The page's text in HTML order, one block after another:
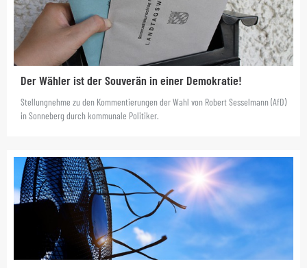
Der Wähler ist der Souverän in einer Demokratie!
Stellungnehme zu den Kommentierungen der Wahl von Robert Sesselmann (AfD)
in Sonneberg durch kommunale Politiker.